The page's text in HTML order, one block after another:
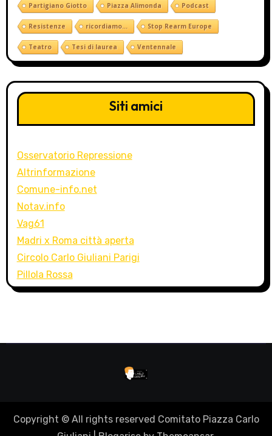
Partigiano Giotto Piazza Alimonda Podcast
Resistenze ricordiamo... Stop Rearm Europe
Teatro Tesi di laurea Ventennale
Siti amici
Osservatorio Repressione
Altrinformazione
Comune-info.net
Notav.info
Vag61
Madri x Roma città aperta
Circolo Carlo Giuliani Parigi
Pillola Rossa
Copyright © All rights reserved Comitato Piazza Carlo